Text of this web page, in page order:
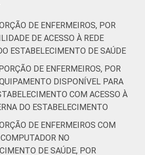
DE ENFERMEIROS, POR
DE ACESSO À REDE
ESTABELECIMENTO DE SAÚDE
DE ENFERMEIROS, POR
DISPONÍVEL PARA
COM ACESSO À
DO ESTABELECIMENTO
DE ENFERMEIROS COM
NO
DE SAÚDE, POR